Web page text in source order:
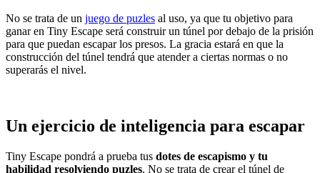
No se trata de un juego de puzles al uso, ya que tu objetivo para
ganar en Tiny Escape será construir un túnel por debajo de la prisión
para que puedan escapar los presos. La gracia estará en que la
construcción del túnel tendrá que atender a ciertas normas o no
superarás el nivel.
Un ejercicio de inteligencia para escapar
Tiny Escape pondrá a prueba tus dotes de escapismo y tu
habilidad resolviendo puzles. No se trata de crear el túnel de